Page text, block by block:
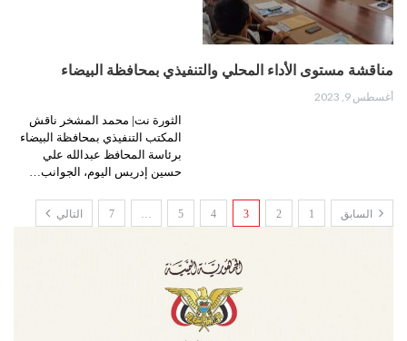
مناقشة مستوى الأداء المحلي والتنفيذي بمحافظة البيضاء
أغسطس 9, 2023
الثورة نت| محمد المشخر ناقش
المكتب التنفيذي بمحافظة البيضاء
برئاسة المحافظ عبدالله علي
حسين إدريس اليوم، الجوانب…
السابق 1
2
3
4
5
…
7 التالي